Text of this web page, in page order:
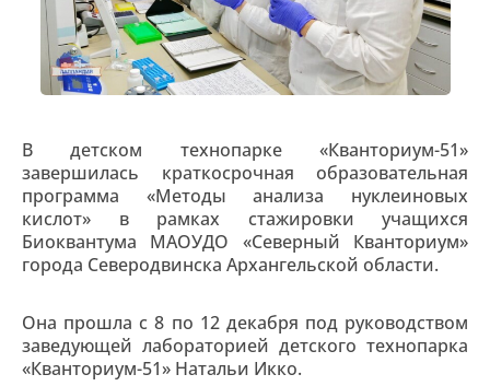
В детском технопарке «Кванториум-51»
завершилась краткосрочная образовательная
программа «Методы анализа нуклеиновых
кислот» в рамках стажировки учащихся
Биоквантума МАОУДО «Северный Кванториум»
города Северодвинска Архангельской области.
Она прошла с 8 по 12 декабря под руководством
заведующей лабораторией детского технопарка
«Кванториум-51» Натальи Икко.